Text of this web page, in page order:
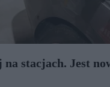
stacjach. Jest